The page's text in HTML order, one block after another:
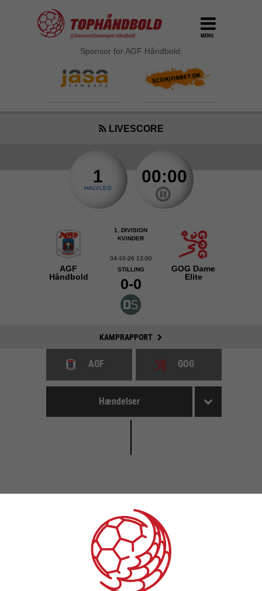
MENU
Sponsor for AGF Håndbold:
LIVESCORE
1
HALVLEG
00:00
AGF
Håndbold
1. DIVISION
KVINDER
04-10-26 13:00
STILLING
0-0
GOG Dame
Elite
KAMPRAPPORT
AGF GOG
Hændelser